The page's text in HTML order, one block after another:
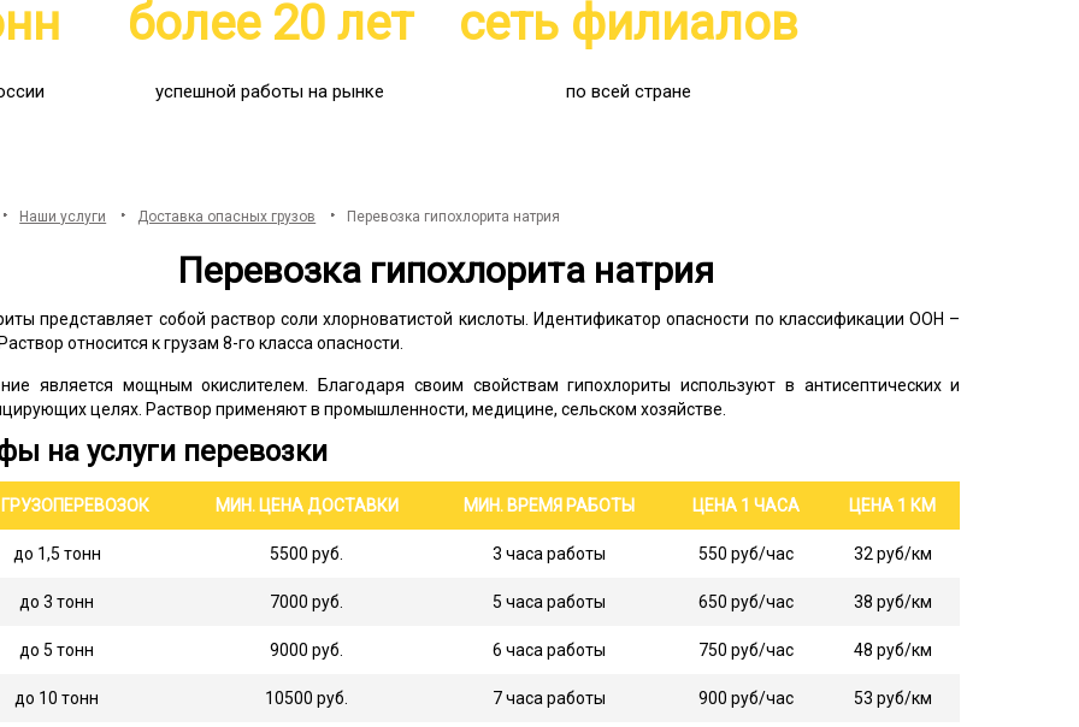
более 20 лет
успешной работы на рынке
сеть филиалов
по всей стране
Наши услуги Доставка опасных грузов Перевозка гипохлорита натрия
Перевозка гипохлорита натрия
представляет собой раствор соли хлорноватистой кислоты. Идентификатор опасности по классификации ООН –
относится к грузам 8-го класса опасности.
является мощным окислителем. Благодаря своим свойствам гипохлориты используют в антисептических и
целях. Раствор применяют в промышленности, медицине, сельском хозяйстве.
на услуги перевозки
МИН. ЦЕНА ДОСТАВКИ МИН. ВРЕМЯ РАБОТЫ ЦЕНА 1 ЧАСА ЦЕНА 1 КМ
до 1,5 тонн 5500 руб. 3 часа работы 550 руб/час 32 руб/км
до 3 тонн 7000 руб. 5 часа работы 650 руб/час 38 руб/км
до 5 тонн 9000 руб. 6 часа работы 750 руб/час 48 руб/км
до 10 тонн 10500 руб. 7 часа работы 900 руб/час 53 руб/км